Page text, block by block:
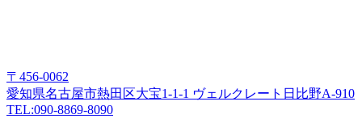
〒456-0062
愛知県名古屋市熱田区大宝1-1-1 ヴェルクレート日比野A-910
TEL:090-8869-8090